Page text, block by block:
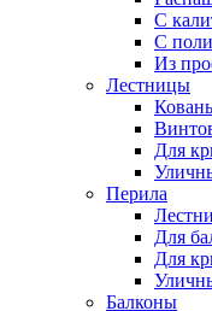
С
С
Из
Лестницы
Для
Перила
Для
Для
Балконы